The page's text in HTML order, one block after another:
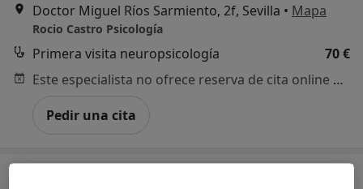
Doctor Miguel Ríos Sarmiento, 2f, Sevilla • Mapa
Rocio Castro Psicología
Primera visita neuropsicología
70 €
Este especialista no ofrece reserva de cita online en esta dirección.
Pedir una cita